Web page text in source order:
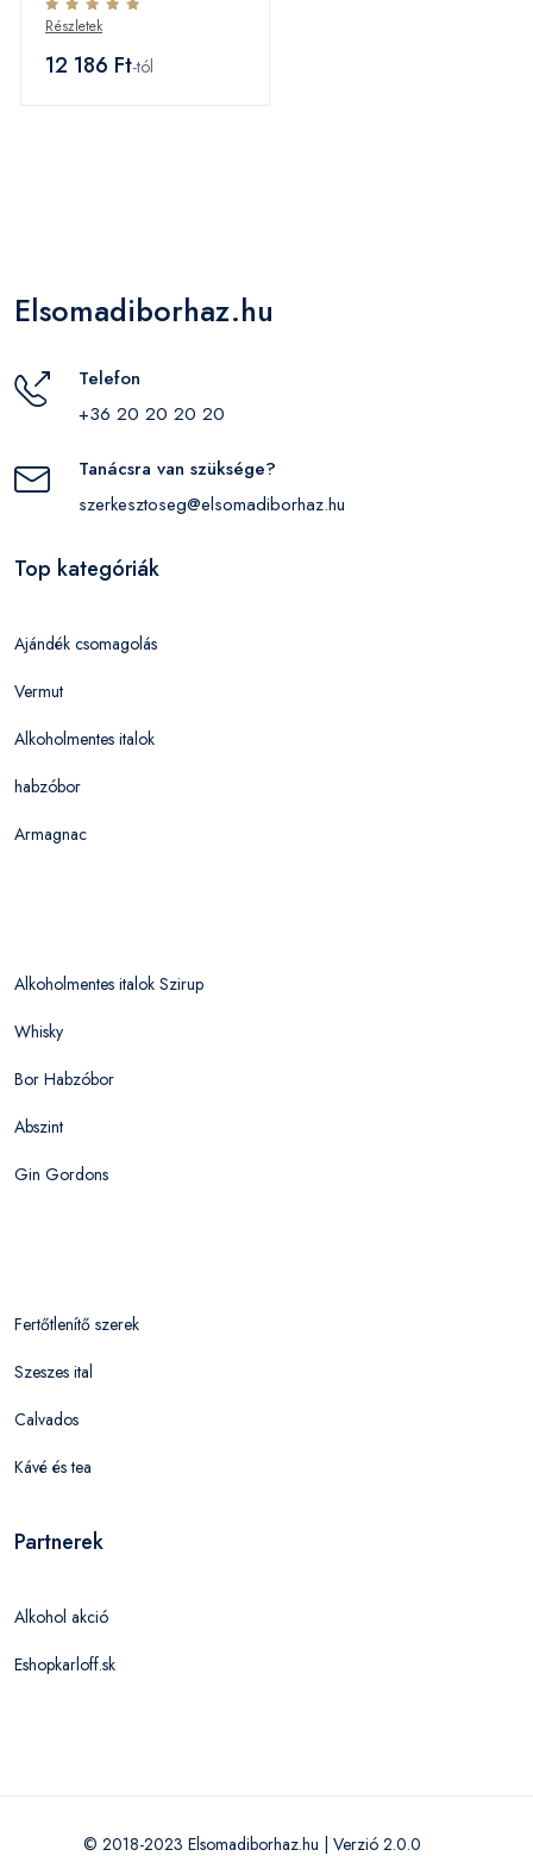
Részletek
12 186 Ft-tól
Elsomadiborhaz.hu
Telefon
+36 20 20 20 20
Tanácsra van szüksége?
szerkesztoseg@elsomadiborhaz.hu
Top kategóriák
Ajándék csomagolás
Vermut
Alkoholmentes italok
habzóbor
Armagnac
Alkoholmentes italok Szirup
Whisky
Bor Habzóbor
Abszint
Gin Gordons
Fertőtlenítő szerek
Szeszes ital
Calvados
Kávé és tea
Partnerek
Alkohol akció
Eshopkarloff.sk
© 2018-2023 Elsomadiborhaz.hu | Verzió 2.0.0